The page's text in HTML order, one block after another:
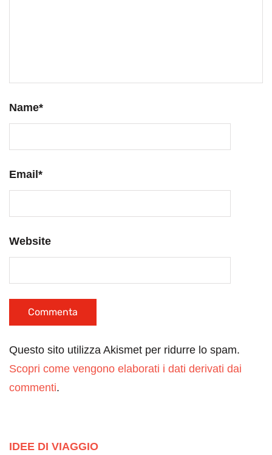
Name*
Email*
Website
Questo sito utilizza Akismet per ridurre lo spam.
Scopri come vengono elaborati i dati derivati dai
commenti.
IDEE DI VIAGGIO